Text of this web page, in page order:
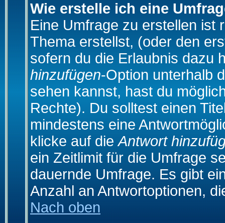
Wie erstelle ich eine
Eine Umfrage zu erstellen ist
Thema erstellst, (oder den
sofern du die Erlaubnis dazu
hinzufügen-Option unterhalb
sehen kannst, hast du
Rechte). Du solltest einen
mindestens eine
klicke auf dieAntwort
ein Zeitlimit für die Umfrage
dauernde Umfrage. Es gibt
Anzahl an Antwortoptionen,
Nach oben